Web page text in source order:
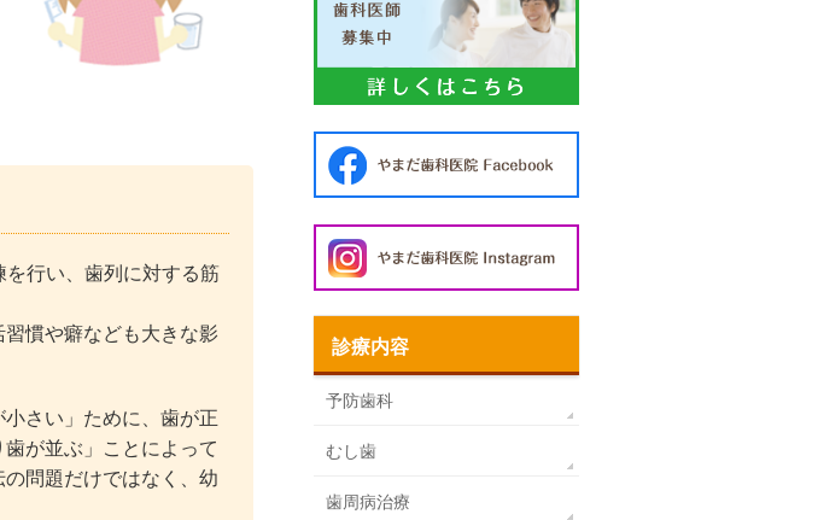
行い、歯列に対する筋
慣や癖なども大きな影
さい」ために、歯が正
が並ぶ」ことによって
問題だけではなく、幼
診療内容
予防歯科
むし歯
歯周病治療